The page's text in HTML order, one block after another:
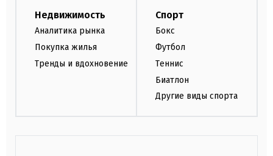
Недвижимость
Аналитика рынка
Покупка жилья
Тренды и вдохновение
Спорт
Бокс
Футбол
Теннис
Биатлон
Другие виды спорта